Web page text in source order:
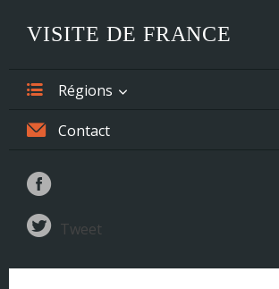
VISITE DE FRANCE
Régions
Alsace
Aquitaine
Basse-Normandie
Contact
Tweet